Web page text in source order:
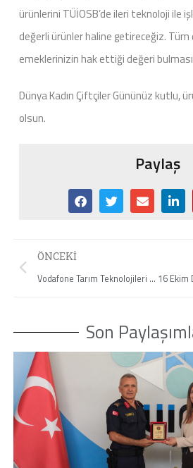
ürünlerini TÜİOSB’de ileri teknoloji ile
değerli ürünler haline getireceğiz.
emeklerinizin hak ettiği değeri
Dünya Kadın Çiftçiler Gününüz kutlu,
olsun.
Paylaş
ÖNCEKI
Vodafone Tarım Teknolojileri ekibini TÜİOSB Bölge Müdürlüğü ofisimizde ağırladık.
Son